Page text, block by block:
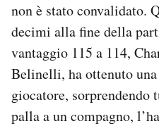
CALENDARIO
AREA PERSONALE
Area Personale
non è stato convalidato.
decimi alla fine della
vantaggio 115 a 114,
Belinelli, ha ottenuto
giocatore, sorprendendo
palla a un compagno,